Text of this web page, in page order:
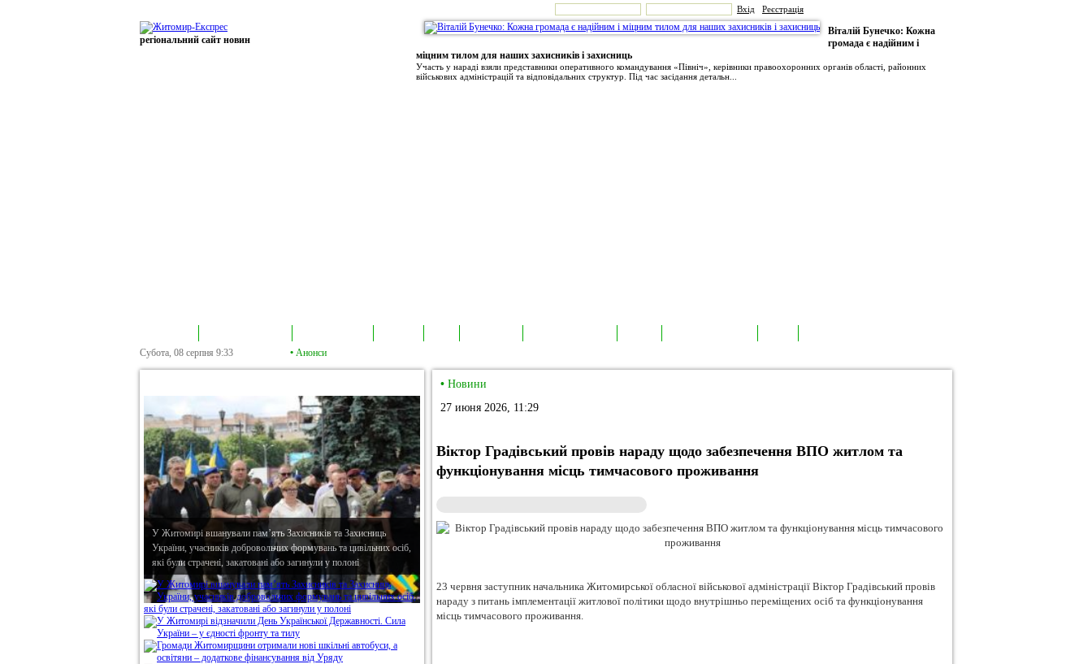
Вхід Реєстрація
регіональний сайт новин
Віталій Бунечко: Кожна
громада є надійним і
міцним тилом для наших захисників і захисниць
Участь у нараді взяли представники оперативного командування «Північ», керівники правоохоронних органів області, районних
військових адміністрацій та відповідальних структур. Під час засідання детальн...
Субота, 08 серпня 9:33 • Анонси
У Житомирі вшанували пам’ять Захисників та Захисниць
України, учасників добровольчих формувань та цивільних осіб,
які були страчені, закатовані або загинули у полоні
• Новини
27 июня 2026, 11:29
Віктор Градівський провів нараду щодо забезпечення ВПО житлом та
функціонування місць тимчасового проживання
23 червня заступник начальника Житомирської обласної військової адміністрації Віктор Градівський провів
нараду з питань імплементації житлової політики щодо внутрішньо переміщених осіб та функціонування
місць тимчасового проживання.